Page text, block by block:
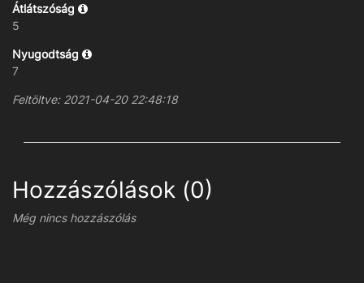
Átlátszóság
5
Nyugodtság
7
Feltöltve: 2021-04-20 22:48:18
Hozzászólások (0)
Még nincs hozzászólás